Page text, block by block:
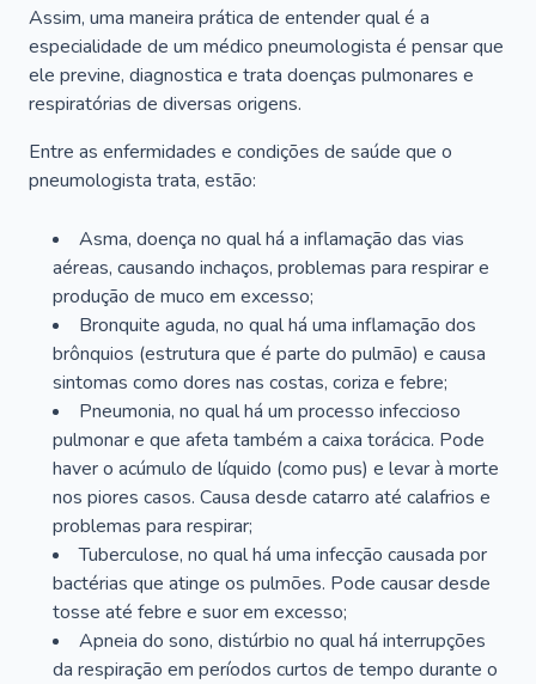
Assim, uma maneira prática de entender qual é a
especialidade de um médico pneumologista é pensar que
ele previne, diagnostica e trata doenças pulmonares e
respiratórias de diversas origens.
Entre as enfermidades e condições de saúde que o
pneumologista trata, estão:
Asma, doença no qual há a inflamação das vias
aéreas, causando inchaços, problemas para respirar e
produção de muco em excesso;
Bronquite aguda, no qual há uma inflamação dos
brônquios (estrutura que é parte do pulmão) e causa
sintomas como dores nas costas, coriza e febre;
Pneumonia, no qual há um processo infeccioso
pulmonar e que afeta também a caixa torácica. Pode
haver o acúmulo de líquido (como pus) e levar à morte
nos piores casos. Causa desde catarro até calafrios e
problemas para respirar;
Tuberculose, no qual há uma infecção causada por
bactérias que atinge os pulmões. Pode causar desde
tosse até febre e suor em excesso;
Apneia do sono, distúrbio no qual há interrupções
da respiração em períodos curtos de tempo durante o